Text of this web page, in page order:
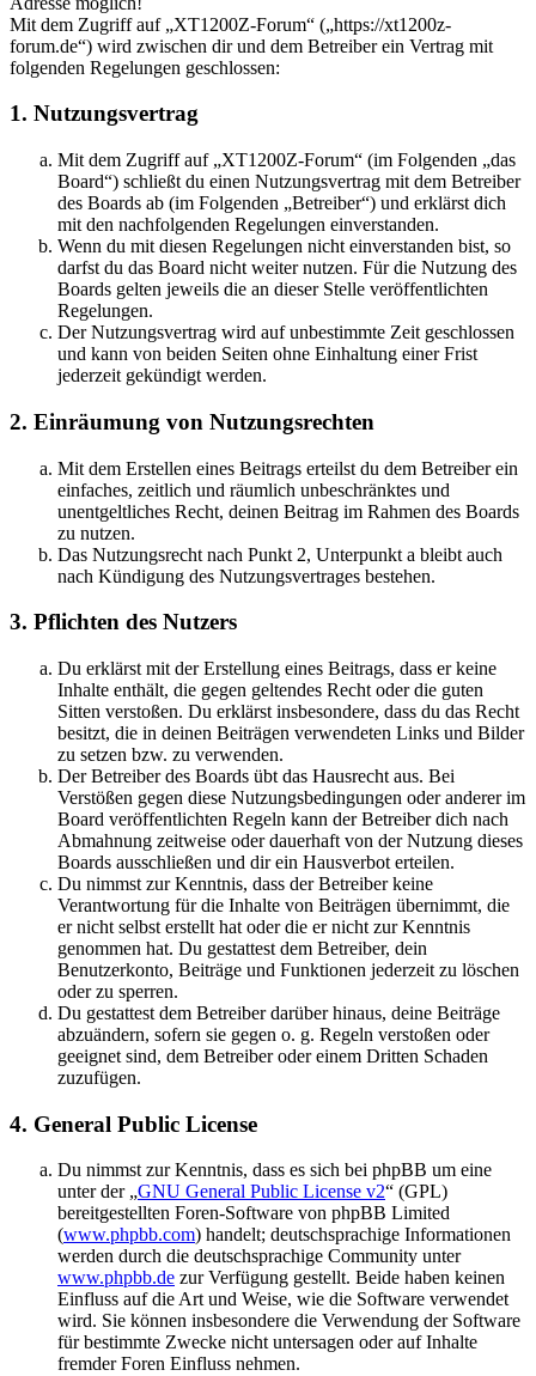
Mit dem Zugriff auf „XT1200Z-Forum“ („https://xt1200z-
forum.de“) wird zwischen dir und dem Betreiber ein Vertrag mit
folgenden Regelungen geschlossen:
1. Nutzungsvertrag
Mit dem Zugriff auf „XT1200Z-Forum“ (im Folgenden „das
Board“) schließt du einen Nutzungsvertrag mit dem Betreiber
des Boards ab (im Folgenden „Betreiber“) und erklärst dich
mit den nachfolgenden Regelungen einverstanden.
Wenn du mit diesen Regelungen nicht einverstanden bist, so
darfst du das Board nicht weiter nutzen. Für die Nutzung des
Boards gelten jeweils die an dieser Stelle veröffentlichten
Regelungen.
Der Nutzungsvertrag wird auf unbestimmte Zeit geschlossen
und kann von beiden Seiten ohne Einhaltung einer Frist
jederzeit gekündigt werden.
2. Einräumung von Nutzungsrechten
Mit dem Erstellen eines Beitrags erteilst du dem Betreiber ein
einfaches, zeitlich und räumlich unbeschränktes und
unentgeltliches Recht, deinen Beitrag im Rahmen des Boards
zu nutzen.
Das Nutzungsrecht nach Punkt 2, Unterpunkt a bleibt auch
nach Kündigung des Nutzungsvertrages bestehen.
3. Pflichten des Nutzers
Du erklärst mit der Erstellung eines Beitrags, dass er keine
Inhalte enthält, die gegen geltendes Recht oder die guten
Sitten verstoßen. Du erklärst insbesondere, dass du das Recht
besitzt, die in deinen Beiträgen verwendeten Links und Bilder
zu setzen bzw. zu verwenden.
Der Betreiber des Boards übt das Hausrecht aus. Bei
Verstößen gegen diese Nutzungsbedingungen oder anderer im
Board veröffentlichten Regeln kann der Betreiber dich nach
Abmahnung zeitweise oder dauerhaft von der Nutzung dieses
Boards ausschließen und dir ein Hausverbot erteilen.
Du nimmst zur Kenntnis, dass der Betreiber keine
Verantwortung für die Inhalte von Beiträgen übernimmt, die
er nicht selbst erstellt hat oder die er nicht zur Kenntnis
genommen hat. Du gestattest dem Betreiber, dein
Benutzerkonto, Beiträge und Funktionen jederzeit zu löschen
oder zu sperren.
Du gestattest dem Betreiber darüber hinaus, deine Beiträge
abzuändern, sofern sie gegen o. g. Regeln verstoßen oder
geeignet sind, dem Betreiber oder einem Dritten Schaden
zuzufügen.
4. General Public License
Du nimmst zur Kenntnis, dass es sich bei phpBB um eine
unter der „GNU General Public License v2“ (GPL)
bereitgestellten Foren-Software von phpBB Limited
(www.phpbb.com) handelt; deutschsprachige Informationen
werden durch die deutschsprachige Community unter
www.phpbb.de zur Verfügung gestellt. Beide haben keinen
Einfluss auf die Art und Weise, wie die Software verwendet
wird. Sie können insbesondere die Verwendung der Software
für bestimmte Zwecke nicht untersagen oder auf Inhalte
fremder Foren Einfluss nehmen.